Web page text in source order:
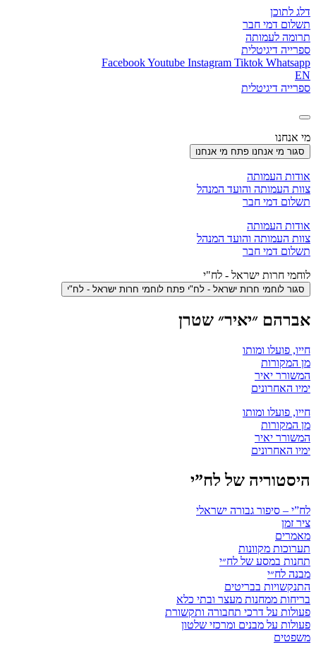
דלג לתוכן
תשלום דמי חבר
תרומה לעמותה
ספרייה דיגיטלית
FacebookYoutube Instagram Tiktok Whatsapp
EN
ספרייה דיגיטלית
מי אנחנו
סגור מי אנחנו פתח מי אנחנו
אודות העמותה
צוות העמותה והועד המנהל
תשלום דמי חבר
אודות העמותה
צוות העמותה והועד המנהל
תשלום דמי חבר
לוחמי חרות ישראל - לח"י
סגור לוחמי חרות ישראל - לח"י פתח לוחמי חרות ישראל - לח"י
אברהם ״יאיר״ שטרן
חייו, פועלו ומותו
מן המקורות
המשורר יאיר
ימיו האחרונים
חייו, פועלו ומותו
מן המקורות
המשורר יאיר
ימיו האחרונים
היסטוריה של לח”י
לח”י – סיפור גבורה ישראלי
ציר זמן
מאמרים
תערוכות מקוונות
תחנות במסע של לח״י
מבנה לח״י
התנקשויות בבריטים
בריחות ממחנות מעצר ובתי כלא
פעולות על דרכי תחבורה ותקשורת
פעולות על מבנים ומרכזי שלטון
משפטים